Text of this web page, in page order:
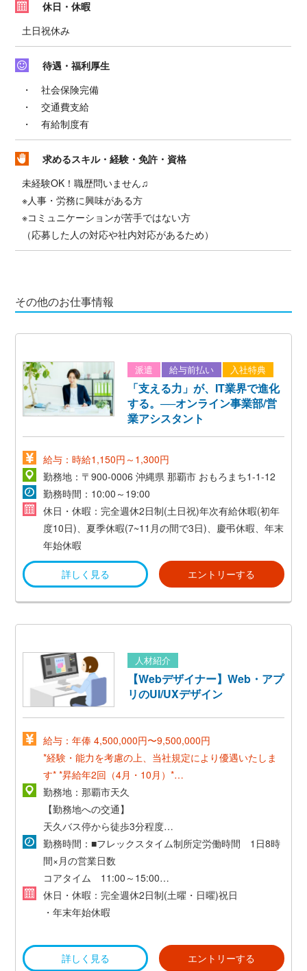
休日・休暇
土日祝休み
待遇・福利厚生
・ 社会保険完備
・ 交通費支給
・ 有給制度有
求めるスキル・経験・免許・資格
未経験OK！職歴問いません♫
※人事・労務に興味がある方
※コミュニケーションが苦手ではない方
（応募した人の対応や社内対応があるため）
その他のお仕事情報
派遣 給与前払い 入社特典
「支える力」が、IT業界で進化
する。──オンライン事業部/営
業アシスタント
給与：時給1,150円～1,300円
勤務地：〒900-0006 沖縄県 那覇市 おもろまち1-1-12
勤務時間：10:00～19:00
休日・休暇：完全週休2日制(土日祝)年次有給休暇(初年
度10日)、夏季休暇(7~11月の間で3日)、慶弔休暇、年末
年始休暇
詳しく見る エントリーする
人材紹介
【Webデザイナー】Web・アプ
リのUI/UXデザイン
給与：年俸 4,500,000円〜9,500,000円
*経験・能力を考慮の上、当社規定により優遇いたしま
す* *昇給年2回（4月・10月）*
*通勤交通費支給*
勤務地：那覇市天久
【勤務地への交通】
天久バス停から徒歩3分程度
・通勤交通費支給
*駐車場あり（台数に限りがあるため、止められない場
合はコインパーキング代を月末に経費精算していただき
ます)*
勤務時間：■フレックスタイム制所定労働時間 1日8時
間×月の営業日数
コアタイム 11:00～15:00
休憩時間 11時から15時の内1時間※時間外労働あり
■勤務形態一部リモート勤務可(月・火・金:原則出社/
水・木:リモート選択可)
休日・休暇：完全週休2日制(土曜・日曜)祝日
・年末年始休暇
・慶弔休暇
詳しく見る
エントリーする